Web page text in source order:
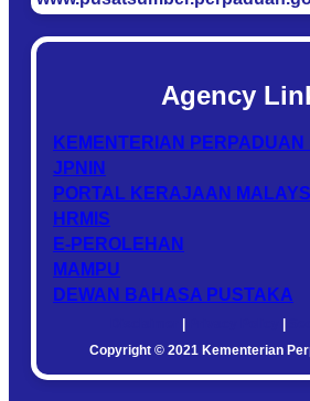
Agency
KEMENTERIAN PERPADUAN
JPNIN
PORTAL KERAJAAN
HRMIS
E-PEROLEHAN
MAMPU
DEWAN BAHASA PUSTAKA
| |
Copyright © 2021 Kementerian